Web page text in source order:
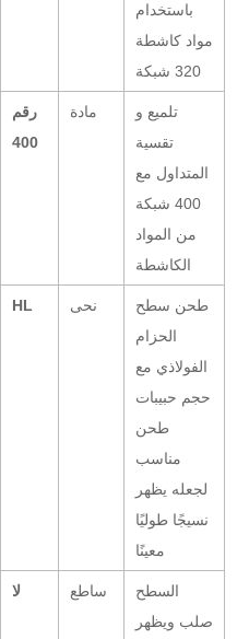
باستخدام
مواد كاشطة
320 شبكة
رقم
400
مادة
تلميع و
تقسية
المتداول مع
400 شبكة
من المواد
الكاشطة
HL نحى
طحن سطح
الحزام
الفولاذي مع
حجم حبيبات
طحن
مناسب
لجعله يظهر
نسيجًا طوليًا
معينًا
لا ساطع
السطح
صلب ويظهر